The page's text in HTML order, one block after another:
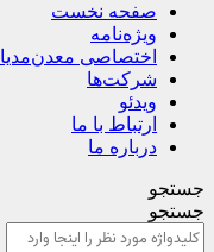
صفحه نخست
ویژه‌نامه
اختصاصی معدن‌مدیا
شرکت‌ها
ویدئو
ارتباط با ما
درباره ما
جستجو
جستجو